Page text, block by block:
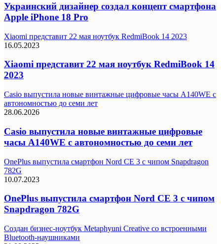
Украинский дизайнер создал концепт смартфона
Apple iPhone 18 Pro
Xiaomi представит 22 мая ноутбук RedmiBook 14 2023
16.05.2023
Xiaomi представит 22 мая ноутбук RedmiBook 14
2023
Casio выпустила новые винтажные цифровые часы A140WE с
автономностью до семи лет
28.06.2026
Casio выпустила новые винтажные цифровые
часы A140WE с автономностью до семи лет
OnePlus выпустила смартфон Nord CE 3 с чипом Snapdragon
782G
10.07.2023
OnePlus выпустила смартфон Nord CE 3 с чипом
Snapdragon 782G
Создан бизнес-ноутбук Metaphyuni Creative со встроенными
Bluetooth-наушниками